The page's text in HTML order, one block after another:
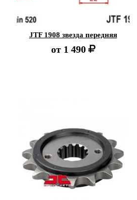
JTF 1908 звезда передняя
от 1 490